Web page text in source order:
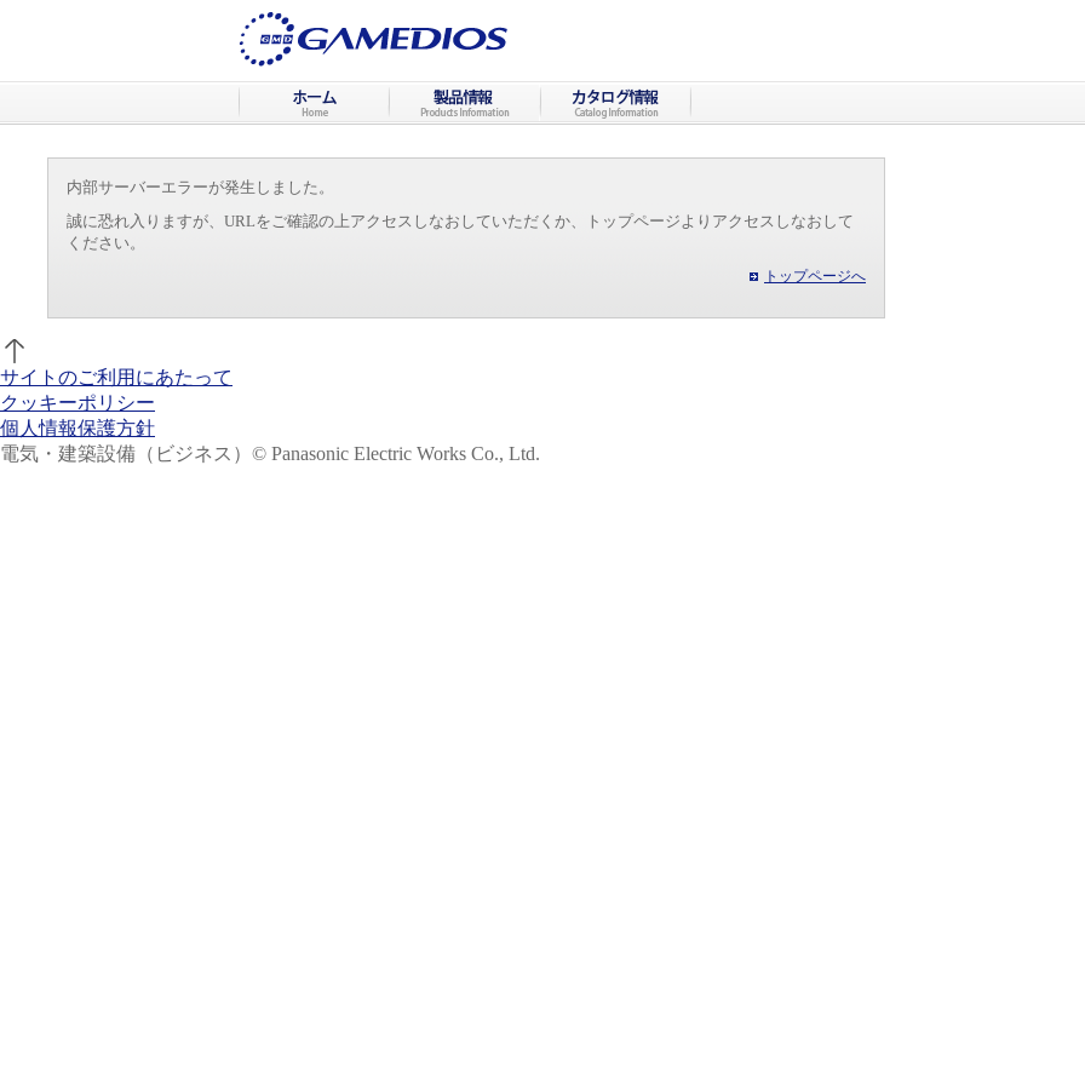
内部サーバーエラーが発生しました。
誠に恐れ入りますが、URLをご確認の上アクセスしなおしていただくか、トップページよりアクセスしなおして
ください。
トップページへ
サイトのご利用にあたって
クッキーポリシー
個人情報保護方針
電気・建築設備（ビジネス） © Panasonic Electric Works Co., Ltd.